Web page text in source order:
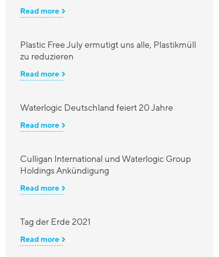
Read more
Plastic Free July ermutigt uns alle, Plastikmüll
zu reduzieren
Read more
Waterlogic Deutschland feiert 20 Jahre
Read more
Culligan International und Waterlogic Group
Holdings Ankündigung
Read more
Tag der Erde 2021
Read more